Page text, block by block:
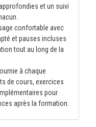
et un suivi
confortable avec
et pauses incluses
tout au long de la
à chaque
de cours, exercices
pour
après la formation.